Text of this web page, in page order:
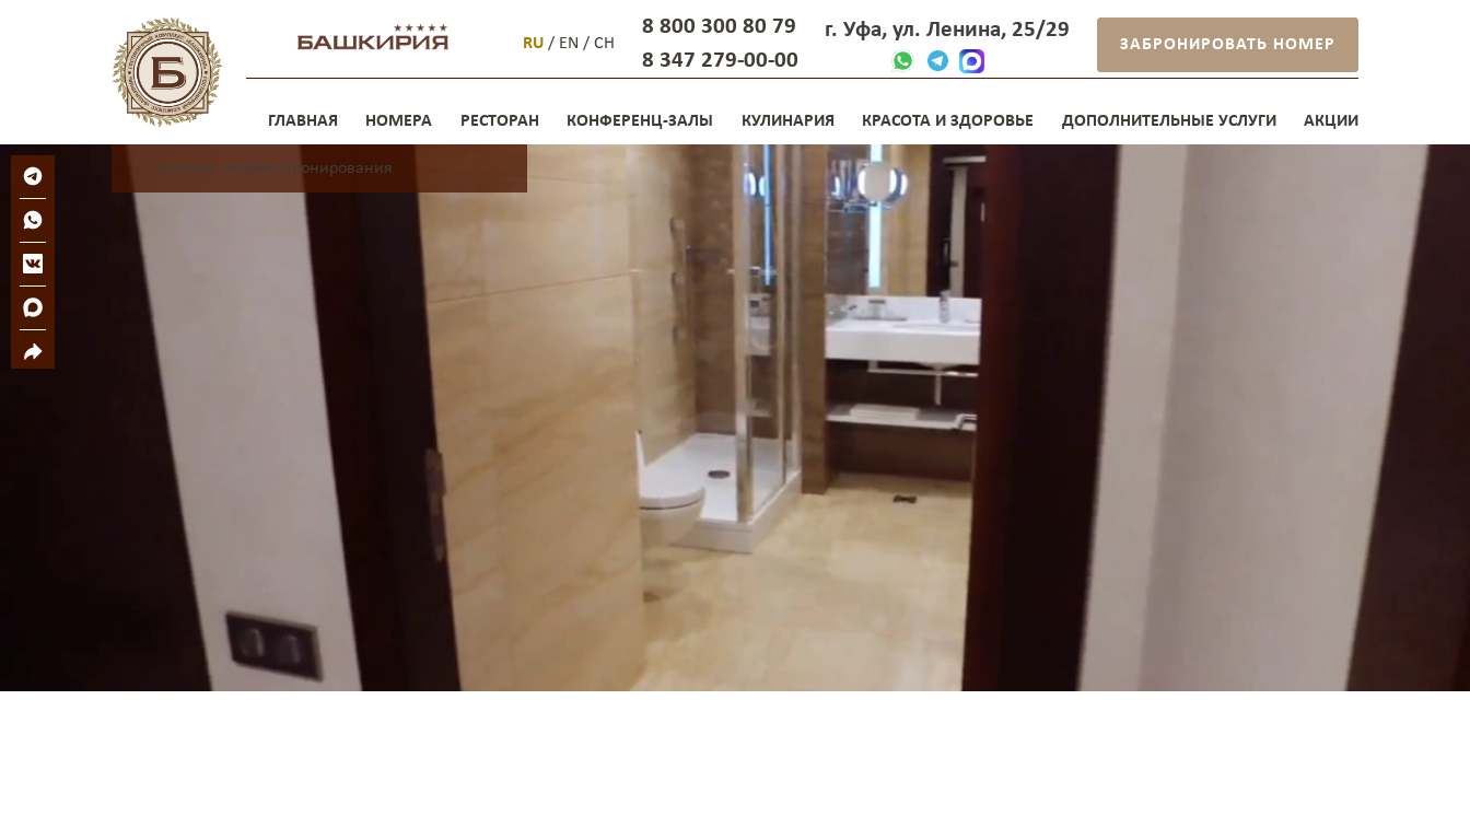
8 800 300 80 79
8 347 279-00-00
г. Уфа, ул. Ленина, 25/29
RU/ EN / CH ЗАБРОНИРОВАТЬ НОМЕР
ГЛАВНАЯ НОМЕРА РЕСТОРАН КОНФЕРЕНЦ-ЗАЛЫ КУЛИНАРИЯ КРАСОТА И ЗДОРОВЬЕ ДОПОЛНИТЕЛЬНЫЕ УСЛУГИ АКЦИИ
система онлайн-бронирования
Просторные номера
Локация в центре города
Ресторан с национальной
кухней
Конференц-залы
для проведения мероприятий
Спа комплекс с бассейном